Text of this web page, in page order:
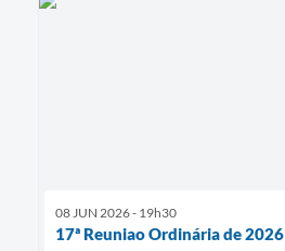
08 JUN 2026 - 19h30
17ª Reuniao Ordinária de 2026